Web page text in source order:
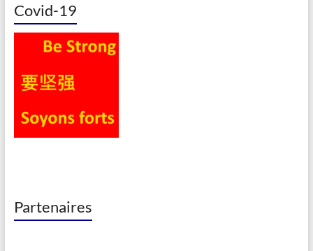
Covid-19
Partenaires